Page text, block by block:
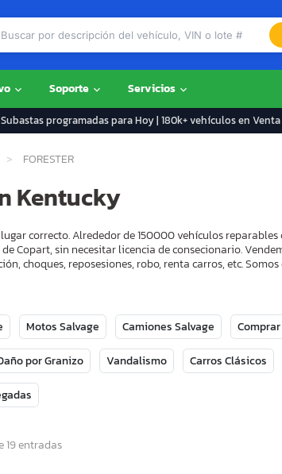
Soporte Servicios
programadas para Hoy | 180k+ vehículos en
FORESTER
Kentucky
correcto. Alrededor de 150000 vehículos
Copart, sin necesitar licencia de consecionario.
choques, reposesiones, robo, renta carros, etc.
Motos Salvage Camiones Salvage Comprar
por Granizo Vandalismo Carros Clásicos
19 entradas